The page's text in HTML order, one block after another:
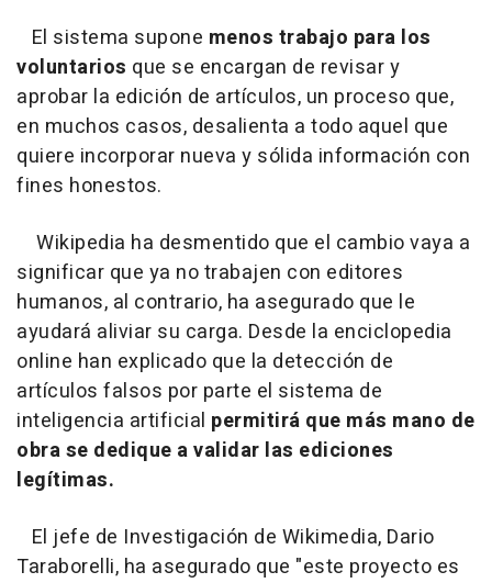
El sistema supone menos trabajo para los
voluntarios que se encargan de revisar y
aprobar la edición de artículos, un proceso que,
en muchos casos, desalienta a todo aquel que
quiere incorporar nueva y sólida información con
fines honestos.
Wikipedia ha desmentido que el cambio vaya a
significar que ya no trabajen con editores
humanos, al contrario, ha asegurado que le
ayudará aliviar su carga. Desde la enciclopedia
online han explicado que la detección de
artículos falsos por parte el sistema de
inteligencia artificial permitirá que más mano de
obra se dedique a validar las ediciones
legítimas.
El jefe de Investigación de Wikimedia, Dario
Taraborelli, ha asegurado que "este proyecto es